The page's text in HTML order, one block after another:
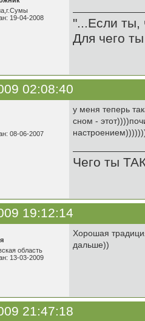
19-04-2008
"...Если ты,
Для чего
02:08:40
08-06-2007
у меня теперь
сном -
Чего ты
19:12:14
область
13-03-2009
Хорошая
дальше))
21:47:18